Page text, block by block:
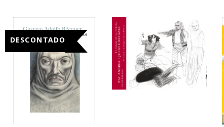
DESCONTADO